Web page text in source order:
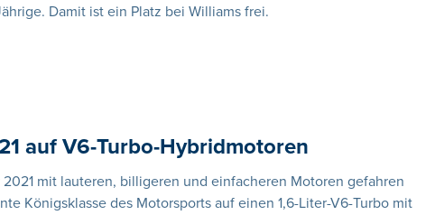
Damit ist ein Platz bei Williams frei.
auf V6-Turbo-Hybridmotoren
2021 mit lauteren, billigeren und einfacheren Motoren gefahren
Königsklasse des Motorsports auf einen 1,6-Liter-V6-Turbo mit